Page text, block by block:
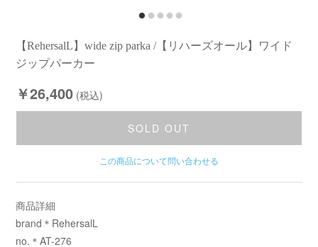
【RehersalL】wide zip parka /【リハーズオール】ワイド
ジップパーカー
￥26,400 (税込)
SOLD OUT
この商品について問い合わせる
商品詳細
brand＊RehersalL
no.＊AT-276